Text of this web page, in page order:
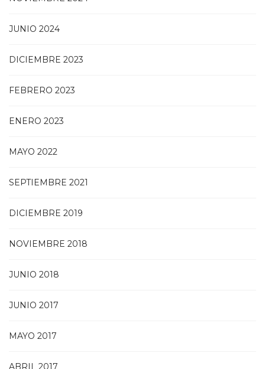
JUNIO 2024
DICIEMBRE 2023
FEBRERO 2023
ENERO 2023
MAYO 2022
SEPTIEMBRE 2021
DICIEMBRE 2019
NOVIEMBRE 2018
JUNIO 2018
JUNIO 2017
MAYO 2017
ABRIL 2017